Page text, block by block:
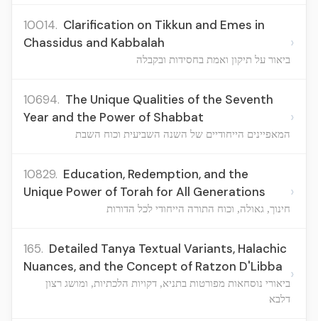
10014. Clarification on Tikkun and Emes in
Chassidus and Kabbalah
ביאור על תיקון ואמת בחסידות ובקבלה
›
10694. The Unique Qualities of the Seventh
Year and the Power of Shabbat
המאפיינים הייחודיים של השנה השביעית וכוח השבת
›
10829. Education, Redemption, and the
Unique Power of Torah for All Generations
חינוך, גאולה, וכוח התורה הייחודי לכל הדורות
›
165. Detailed Tanya Textual Variants, Halachic
Nuances, and the Concept of Ratzon D'Libba
ביאורי נוסחאות מפורטות בתניא, דקויות הלכתיות, ומושג רצון
דלבא
›